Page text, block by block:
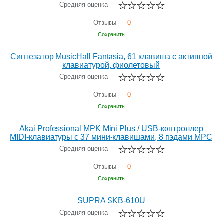
Средняя оценка —
Отзывы — 0
Сохранить
Синтезатор MusicHall Fantasia, 61 клавиша с активной
клавиатурой, фиолетовый
Средняя оценка —
Отзывы — 0
Сохранить
Akai Professional MPK Mini Plus / USB-контроллер
MIDI-клавиатуры с 37 мини-клавишами, 8 пэдами MPC
Средняя оценка —
Отзывы — 0
Сохранить
SUPRA SKB-610U
Средняя оценка —